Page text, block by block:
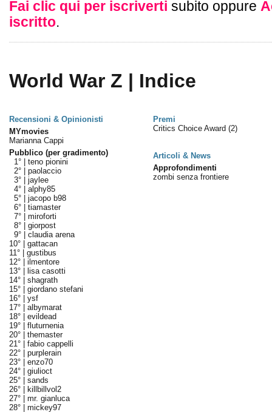
Fai clic qui per iscriverti subito oppure
iscritto.
World War Z | Indice
Recensioni & Opinionisti
Premi
MYmovies
Marianna Cappi
Pubblico (per gradimento)
1° | teno pionini
2° | paolaccio
3° | jaylee
4° | alphy85
5° | jacopo b98
6° | tiamaster
7° | miroforti
8° | giorpost
9° | claudia arena
10° | gattacan
11° | gustibus
12° | ilmentore
13° |
lisa casotti
14° | shagrath
15° | giordano stefani
16° | ysf
17° | albymarat
18° | evildead
19° | fluturnenia
20° | themaster
21° | fabio cappelli
22° | purplerain
23° | enzo70
24° | giulioct
25° | sands
26° |
killbillvol2
27° | mr. gianluca
28° | mickey97
Critics Choice Award (2)
Articoli & News
Approfondimenti
zombi senza frontiere